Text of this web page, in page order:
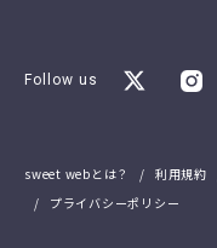
Follow us
sweet webとは？ 利用規約
プライバシーポリシー